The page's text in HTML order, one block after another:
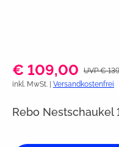
€ 109,00 UVP €
inkl. MwSt. | Versandkostenfrei
Rebo Nestschaukel